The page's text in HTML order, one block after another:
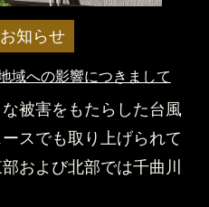
知らせ
域への影響につきまして
被害をもたらした台風
スでも取り上げられて
および北部では千曲川